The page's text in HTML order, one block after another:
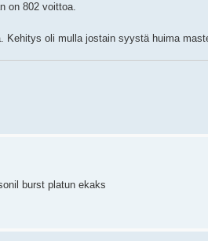
on 802 voittoa.
Kehitys oli mulla jostain syystä huima
burst platun ekaks